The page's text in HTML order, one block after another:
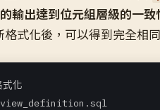
的輸出達到位元組層級的一
式化後，可以得到完全相
化
view_definition.sql